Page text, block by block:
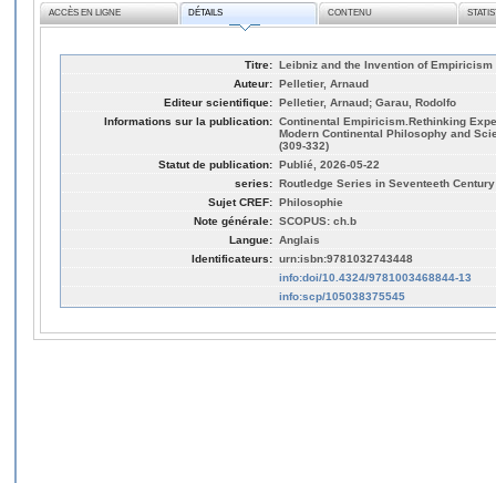
ACCÈS EN LIGNE DÉTAILS CONTENU
Titre: Leibniz and the Invention of Empiricism
Auteur: Pelletier, Arnaud
Editeur scientifique: Pelletier, Arnaud; Garau, Rodolfo
Informations sur la publication: Continental Empiricism.Rethinking
Modern Continental Philosophy and
(309-332)
Statut de publication: Publié, 2026-05-22
series: Routledge Series in Seventeeth
Sujet CREF: Philosophie
Note générale: SCOPUS: ch.b
Langue: Anglais
Identificateurs: urn:isbn:9781032743448
info:doi/10.4324/9781003468844-13
info:scp/105038375545